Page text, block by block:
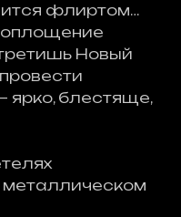
флиртом…
Новый
блестяще,